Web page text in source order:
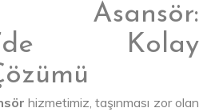
Kolay
hizmetimiz, taşınması zor olan